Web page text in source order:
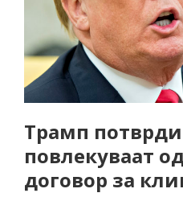
Трамп
повлекуваат
договор за